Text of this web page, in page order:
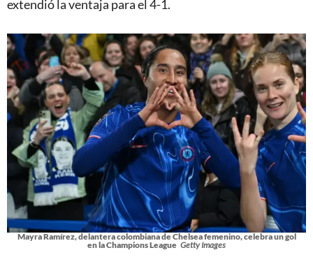
extendió la ventaja para el 4-1.
Mayra Ramírez, delantera colombiana de Chelsea femenino, celebra un gol
en la Champions League Getty Images